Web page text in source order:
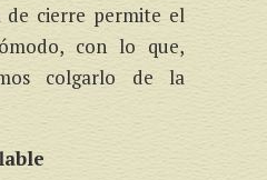
de cierre permite el
con lo que,
colgarlo de la